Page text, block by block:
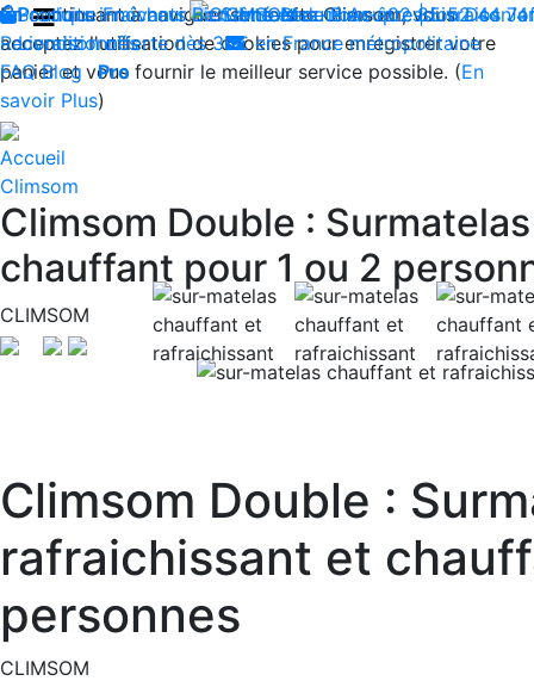
En continuant à naviguer sur le site Climsom, vous
acceptez l'utilisation de cookies pour enregistrer votre
panier et vous fournir le meilleur service possible. (En
savoir Plus)
Produits innovants de Santé et de Bien-être | Livraison
Livraison offerte dès 35€ en France métropolitaine
Contactez-nous : 02 85 52 44 74
Boutique Fraîcheur Bien-être Beauté Acupression Dos
Reconditionnés
FAQ Blog Pro
Accueil
Climsom
Climsom Double :
chauffant pour 1 ou 2
CLIMSOM
Climsom Double :
rafraichissant et
personnes
CLIMSOM